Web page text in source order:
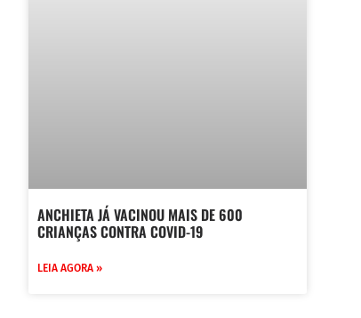
ANCHIETA JÁ VACINOU MAIS DE 600
CRIANÇAS CONTRA COVID-19
LEIA AGORA »